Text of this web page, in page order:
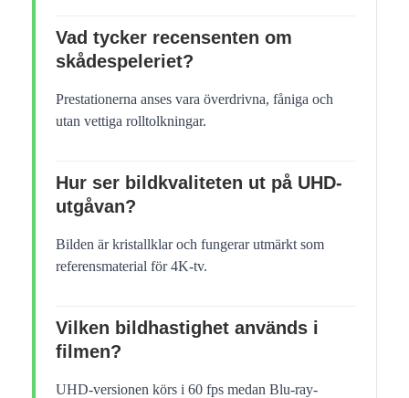
Vad tycker recensenten om
skådespeleriet?
Prestationerna anses vara överdrivna, fåniga och
utan vettiga rolltolkningar.
Hur ser bildkvaliteten ut på UHD-
utgåvan?
Bilden är kristallklar och fungerar utmärkt som
referensmaterial för 4K-tv.
Vilken bildhastighet används i
filmen?
UHD-versionen körs i 60 fps medan Blu-ray-